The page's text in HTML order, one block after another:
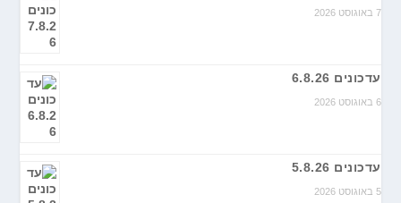
7 באוגוסט 2026
עדכונים 6.8.26
6 באוגוסט 2026
עדכונים 5.8.26
5 באוגוסט 2026